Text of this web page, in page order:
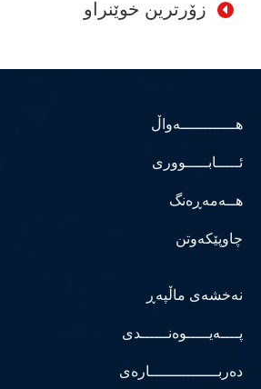
زۆرترین خوێنراو
هــــــــــــەواڵ
ئـــــابـــــووری
هــەمەڕەنگ
چاوپێکەوتن
نەخشەی ماڵپەڕ
پــــەیـــــوەنــــــدی
دەربـــــــــــــــارەی